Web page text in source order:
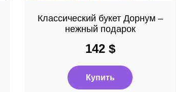
Классический букет Дорнум –
нежный подарок
142 $
Купить